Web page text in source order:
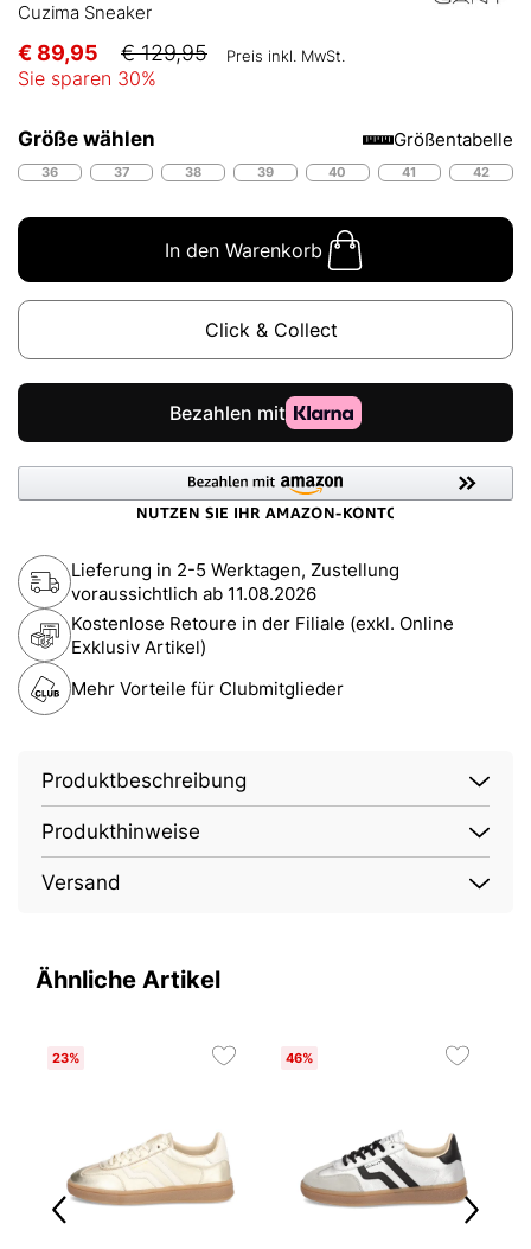
Cuzima Sneaker
€ 89,95 € 129,95 Preis inkl. MwSt.
Sie sparen 30%
Größe wählen Größentabelle
36 37 38 39 40 41 42
In den Warenkorb
Click & Collect
Lieferung in 2-5 Werktagen, Zustellung
voraussichtlich ab 11.08.2026
Kostenlose Retoure in der Filiale (exkl. Online
Exklusiv Artikel)
Mehr Vorteile für Clubmitglieder
Produktbeschreibung
Produkthinweise
Versand
Ähnliche Artikel
23% 46%